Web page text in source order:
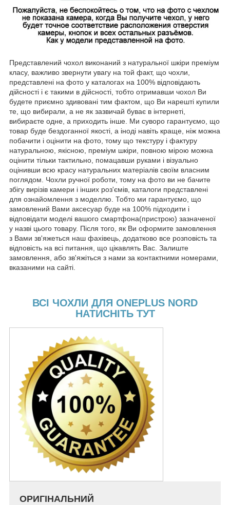
Представлений чохол виконаний з натуральної шкіри преміум
класу, важливо звернути увагу на той факт, що чохли,
представлені на фото у каталогах на 100% відповідають
дійсності і є такими в дійсності, тобто отримавши чохол Ви
будете приємно здивовані тим фактом, що Ви нарешті купили
те, що вибирали, а не як зазвичай буває в інтернеті,
вибираєте одне, а приходить інше. Ми суворо гарантуємо, що
товар буде бездоганної якості, а іноді навіть краще, ніж можна
побачити і оцінити на фото, тому що текстуру і фактуру
натуральною, якісною, преміум шкіри, повною мірою можна
оцінити тільки тактильно, помацавши руками і візуально
оцінивши всю красу натуральних матеріалів своїм власним
поглядом. Чохли ручної роботи, тому на фото ви не бачите
збігу вирізів камери і інших роз'ємів, каталоги представлені
для ознайомлення з моделлю. Тобто ми гарантуємо, що
замовлений Вами аксесуар буде на 100% підходити і
відповідати моделі вашого смартфона(пристрою) зазначеної
у назві цього товару. Після того, як Ви оформите замовлення
з Вами зв'яжеться наш фахівець, додатково все розповість та
відповість на всі питання, що цікавлять Вас. Залиште
замовлення, або зв'яжіться з нами за контактними номерами,
вказаними на сайті.
ВСІ ЧОХЛИ ДЛЯ ONEPLUS NORD
НАТИСНІТЬ ТУТ
ОРИГІНАЛЬНИЙ